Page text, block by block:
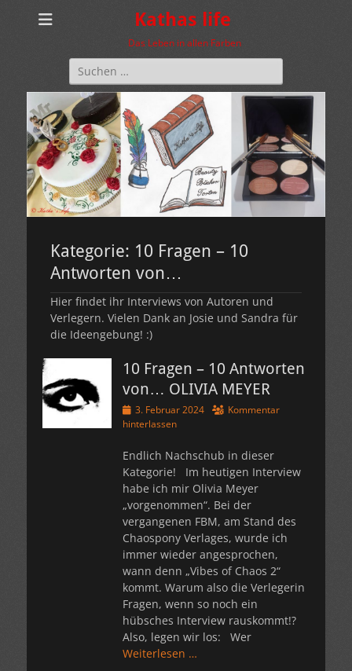
Kathas life
Das Leben in allen Farben
Suchen
nach:
Kategorie: 10 Fragen – 10
Antworten von…
Hier findet ihr Interviews von Autoren und
Verlegern. Vielen Dank an Josie und Sandra für
die Ideengebung! :)
10 Fragen – 10 Antworten
von… OLIVIA MEYER
Veröffentlicht
am
3. Februar 2024
Kommentar
hinterlassen
Endlich Nachschub in dieser
Kategorie! Im heutigen Interview
habe ich mir Olivia Meyer
„vorgenommen“. Bei der
vergangenen FBM, am Stand des
Chaospony Verlages, wurde ich
immer wieder angesprochen,
wann denn „Vibes of Chaos 2“
kommt. Warum also die Verlegerin
Fragen, wenn so noch ein
hübsches Interview rauskommt!?
Also, legen wir los: Wer
Weiterlesen …